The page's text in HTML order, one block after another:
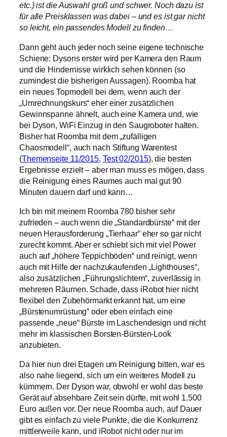
etc.) ist die Auswahl groß und schwer. Noch dazu ist
für alle Preisklassen was dabei – und es ist gar nicht
so leicht, ein passendes Modell zu finden…
Dann geht auch jeder noch seine eigene technische
Schiene: Dysons erster wird per Kamera den Raum
und die Hindernisse wirklich sehen können (so
zumindest die bisherigen Aussagen). Roomba hat
ein neues Topmodell bei dem, wenn auch der
„Umrechnungskurs“ eher einer zusätzlichen
Gewinnspanne ähnelt, auch eine Kamera und, wie
bei Dyson, WiFi Einzug in den Saugroboter halten.
Bisher hat Roomba mit dem „zufälligen
Chaosmodell“, auch nach Stiftung Warentest
(Themenseite 11/2015, Test 02/2015), die besten
Ergebnisse erzielt – aber man muss es mögen, dass
die Reinigung eines Raumes auch mal gut 90
Minuten dauern darf und kann…
Ich bin mit meinem Roomba 780 bisher sehr
zufrieden – auch wenn die „Standardbürste“ mit der
neuen Herausforderung „Tierhaar“ eher so gar nicht
zurecht kommt. Aber er schiebt sich mit viel Power
auch auf „höhere Teppichböden“ und reinigt, wenn
auch mit Hilfe der nachzukaufenden „Lighthouses“,
also zusätzlichen „Führungslichtern“, zuverlässig in
mehreren Räumen. Schade, dass iRobot hier nicht
flexibel den Zubehörmarkt erkannt hat, um eine
„Bürstenumrüstung“ oder eben einfach eine
passende „neue“ Bürste im Laschendesign und nicht
mehr im klassischen Borsten-Bürsten-Look
anzubieten.
Da hier nun drei Etagen um Reinigung bitten, war es
also nahe liegend, sich um ein weiteres Modell zu
kümmern. Der Dyson war, obwohl er wohl das beste
Gerät auf absehbare Zeit sein dürfte, mit wohl 1.500
Euro außen vor. Der neue Roomba auch, auf Dauer
gibt es einfach zu viele Punkte, die die Konkurrenz
mittlerweile kann, und iRobot nicht oder nur im